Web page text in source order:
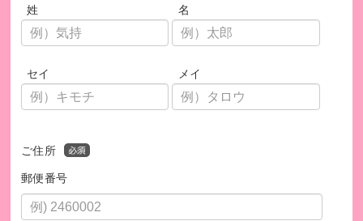
港区社会福祉法人連絡会には、港区内に本部又は事業所を置
き、港区を含む区域で事業を行う社会福祉法人が27法人参加
その一部の法人の事業所に、本を回収するための回収ボック
スを設置しておりますので、最寄りの事業所に本をご投函い
回収ボックスの設置場所については、以下の港区社会福祉法
人連絡会HPよりご確認ください。
港区社会福祉法人連絡会
https://minato-cosw.net/service/houjin-renrakukai/
姓
名
セイ メイ
ご住所
郵便番号